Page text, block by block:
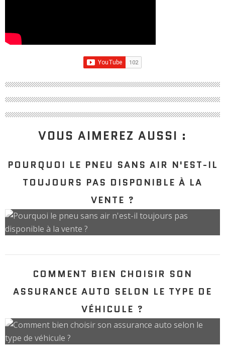
VOUS AIMEREZ AUSSI :
POURQUOI LE PNEU SANS AIR N'EST-IL
TOUJOURS PAS DISPONIBLE À LA
VENTE ?
COMMENT BIEN CHOISIR SON
ASSURANCE AUTO SELON LE TYPE DE
VÉHICULE ?